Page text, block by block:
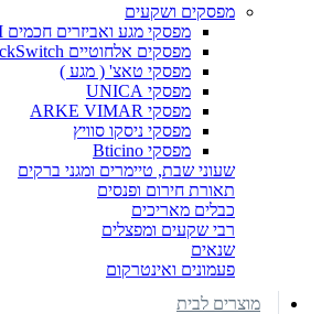
מפסקים ושקעים
מפסקי מגע ואביזרים חכמים WIFI
מפסקים אלחוטיים QuickSwitch
מפסקי טאצ' ( מגע )
מפסקי UNICA
מפסקי ARKE VIMAR
מפסקי ניסקו סוויץ
מפסקי Bticino
שעוני שבת, טיימרים ומגני ברקים
תאורת חירום ופנסים
כבלים מאריכים
רבי שקעים ומפצלים
שנאים
פעמונים ואינטרקום
מוצרים לבית